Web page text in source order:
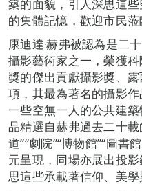
築的面貌，引人深思這
的集體記憶，歡迎市民蒞
康迪達‧赫弗被認為是二
攝影藝術家之一，榮獲
獎的傑出貢獻攝影獎、
項，其最為著名的攝影
一些空無一人的公共建
品精選自赫弗過去二十
道”“劇院”“博物館”“圖書
元呈現，同場亦展出投
思這些承載著信仰、美學